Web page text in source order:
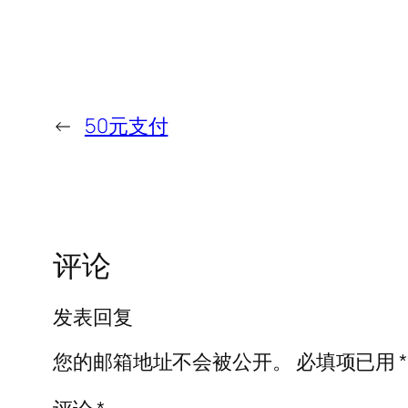
← 50元支付
评论
发表回复
您的邮箱地址不会被公开。
必填项已用*